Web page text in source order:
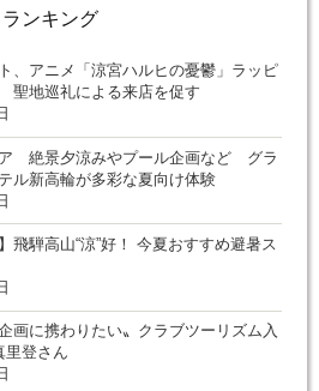
ランキング
、アニメ「涼宮ハルヒの憂鬱」ラッピ
聖地巡礼による来店を促す
絶景夕涼みやプール企画など グラ
ル新高輪が多彩な夏向け体験
飛騨高山“涼”好！ 今夏おすすめ避暑ス
画に携わりたい〟クラブツーリズム入
登さん